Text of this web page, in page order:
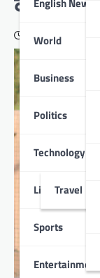
World
Business
Politics
Technology
Lifestyle
Travel
Sports
Entertainment
May 24, 2026